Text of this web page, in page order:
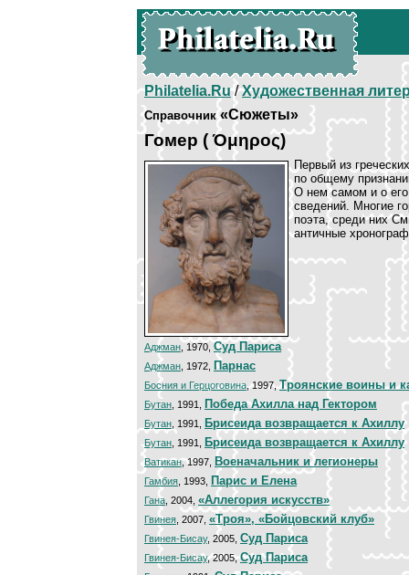
Philatelia.Ru/Художественная
Справочник«Сюжеты»
Гомер ( Όμηρος)
Первый из
по общему
О нем самом и о
сведений. Многие
поэта, среди них
античные
Аджман , 1970, Суд Париса
Аджман , 1972, Парнас
Босния и Герцоговина , 1997,Троянские воины и
Бутан , 1991, Победа Ахилла над Гектором
Бутан , 1991, Брисеида возвращается к Ахиллу
Бутан , 1991, Брисеида возвращается к Ахиллу
Ватикан, 1997, Военачальник и легионеры
Гамбия , 1993, Парис и Елена
Гана , 2004, «Аллегория искусств»
Гвинея , 2007, «Троя», «Бойцовский клуб»
Гвинея-Бисау, 2005, Суд Париса
Гвинея-Бисау, 2005,Суд Париса